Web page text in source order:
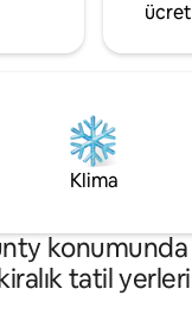
Klima
tatil yerleri